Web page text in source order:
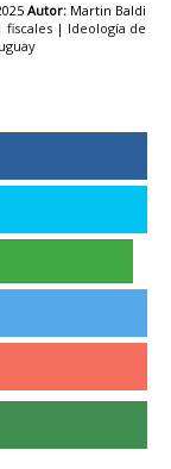
Autor: Martin Baldi
fiscales | Ideología de